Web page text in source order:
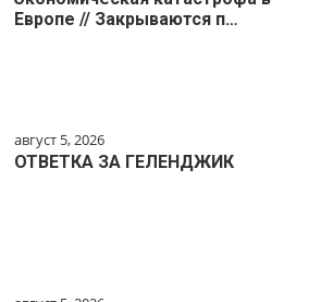
Европе // Закрываются п…
август 5, 2026
ОТВЕТКА ЗА ГЕЛЕНДЖИК